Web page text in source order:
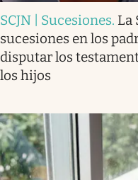
SCJN | Sucesiones. La
sucesiones en los
disputar los
los hijos